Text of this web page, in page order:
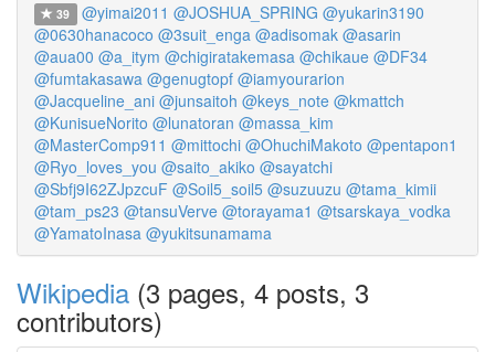
39 @yimai2011 @JOSHUA_SPRING @yukarin3190
@0630hanacoco @3suit_enga @adisomak @asarin
@aua00 @a_itym @chigiratakemasa @chikaue @DF34
@fumtakasawa @genugtopf @iamyourarion
@Jacqueline_ani @junsaitoh @keys_note @kmattch
@KunisueNorito @lunatoran @massa_kim
@MasterComp911 @mittochi @OhuchiMakoto @pentapon1
@Ryo_loves_you @saito_akiko @sayatchi
@Sbfj9I62ZJpzcuF @Soil5_soil5 @suzuuzu @tama_kimii
@tam_ps23 @tansuVerve @torayama1 @tsarskaya_vodka
@YamatoInasa @yukitsunamama
Wikipedia (3 pages, 4 posts, 3
contributors)